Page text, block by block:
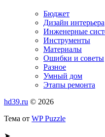
Бюджет
Дизайн интерьера
Инженерные
Инструменты
Материалы
Ошибки и советы
Разное
Умный дом
Этапы ремонта
hd39.ru © 2026
Тема от WP Puzzle